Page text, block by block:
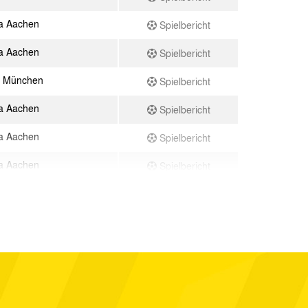
Aachen
Spielbericht
Aachen
Spielbericht
Spielbericht
Aachen
Spielbericht
Aachen
Spielbericht
Aachen
Aachen
Spielbericht